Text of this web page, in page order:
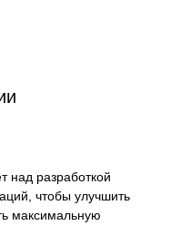
над разработкой
чтобы улучшить
максимальную